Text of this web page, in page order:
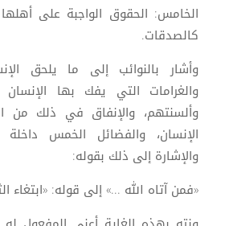
الخامس: الحقوق الواجبة على أهلها
كالصدقات.
وأشار بالنوائب إلى ما يلحق
والغرامات التي يفك بها
وألسنتهم، والإنفاق في ذلك من
الإنسان، والفضائل الخمس
والإشارة إلى ذلك بقوله:
«فمن آتاه الله ...» إلى قوله: «ابتغاء